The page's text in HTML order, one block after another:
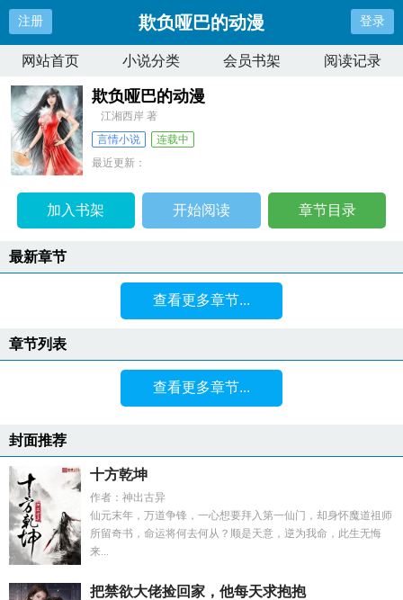
注册 欺负哑巴的动漫 登录
网站首页 小说分类 会员书架 阅读记录
欺负哑巴的动漫
江湘西岸 著
言情小说
连载中
最近更新：
加入书架 开始阅读 章节目录
最新章节
查看更多章节...
章节列表
查看更多章节...
封面推荐
十方乾坤
作者：神出古异
仙元末年，万道争锋，一心想要拜入第一仙门，却身怀魔道祖师
所留奇书，命运将何去何从？顺是天意，逆为我命，此生无悔
来...
把禁欲大佬捡回家，他每天求抱抱